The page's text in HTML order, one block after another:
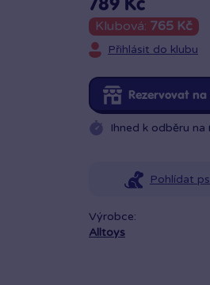
789 Kč
Klubová: 765 Kč
Přihlásit do klubu
Rezervovat
Ihned k odběru na
Pohlídat
Výrobce:
Alltoys